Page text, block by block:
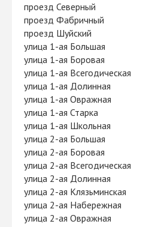
проезд Северный
проезд Фабричный
проезд Шуйский
улица 1-ая Большая
улица 1-ая Боровая
улица 1-ая Всегодическая
улица 1-ая Долинная
улица 1-ая Овражная
улица 1-ая Старка
улица 1-ая Школьная
улица 2-ая Большая
улица 2-ая Боровая
улица 2-ая Всегодическая
улица 2-ая Долинная
улица 2-ая Клязьминская
улица 2-ая Набережная
улица 2-ая Овражная